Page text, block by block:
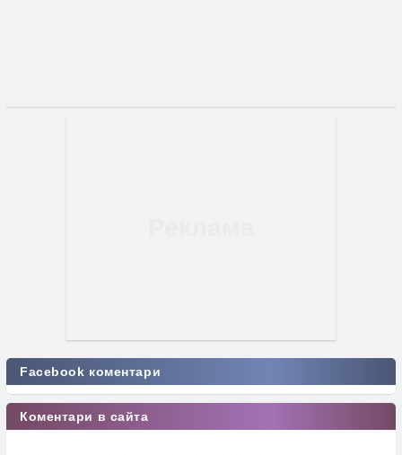
Facebook коментари
Коментари в сайта